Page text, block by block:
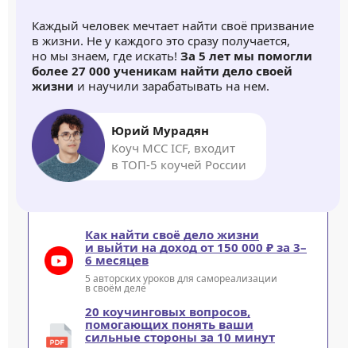
Каждый человек мечтает найти своё призвание
в жизни. Не у каждого это сразу получается,
но мы знаем, где искать! За 5 лет мы помогли
более 27 000 ученикам найти дело своей
жизни и научили зарабатывать на нем.
Юрий Мурадян
Коуч MCC ICF, входит
в ТОП-5 коучей России
Как найти своё дело жизни
и выйти на доход от 150 000 ₽ за 3–
6 месяцев
5 авторских уроков для самореализации
в своём деле
20 коучинговых вопросов,
помогающих понять ваши
сильные стороны за 10 минут